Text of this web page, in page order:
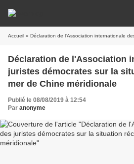
Accueil » Déclaration de l'Association internationale des juristes démocrates
Déclaration de l'Association
juristes démocrates sur la
mer de Chine méridionale
Publié le 08/08/2019 à 12:54
Par anonyme